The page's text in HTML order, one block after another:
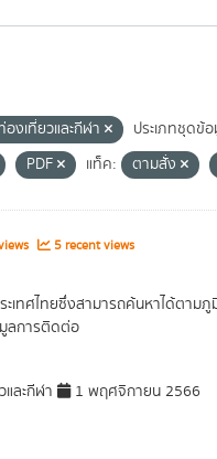
งเที่ยวและกีฬา
ประเภทชุดข้
PDF แท็ค: ตามสั่ง
5 recent views
ระเทศไทยซึ่งสามารถค้นหาได้ต
มูลการติดต่อ
ละกีฬา 1 พฤศจิกายน 2566